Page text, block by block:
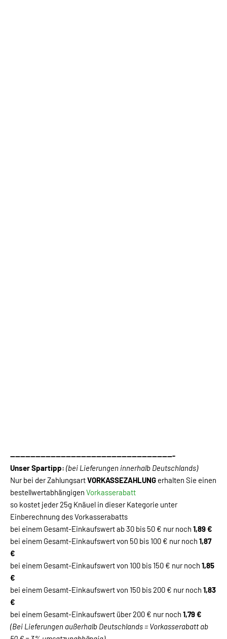
-----------------------------------------------------------------
Unser Spartipp: (bei Lieferungen innerhalb Deutschlands)
Nur bei der ZahlungsartVORKASSEZAHLUNG erhalten Sie einen
bestellwertabhängigen Vorkasserabatt
so kostet jeder 25g Knäuel in dieser Kategorie unter
Einberechnung des Vorkasserabatts
bei einem Gesamt-Einkaufswert ab 30 bis 50 € nur noch 1,89 €
bei einem Gesamt-Einkaufswert von 50 bis 100 € nur noch 1,87
€
bei einem Gesamt-Einkaufswert von 100 bis 150 € nur noch 1,85
€
bei einem Gesamt-Einkaufswert von 150 bis 200 € nur noch 1,83
€
bei einem Gesamt-Einkaufswert über 200 € nur noch 1,79 €
(Bei Lieferungen außerhalb Deutschlands = Vorkasserabatt ab